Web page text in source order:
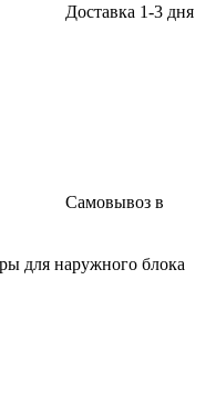
Доставка 1-3 дня
Самовывоз в
для наружного блока